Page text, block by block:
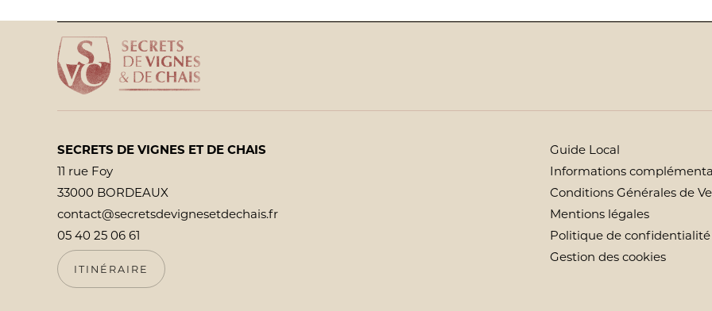
SECRETS DE VIGNES ET DE CHAIS
11 rue Foy
33000 BORDEAUX
contact@secretsdevignesetdechais.fr
05 40 25 06 61
ITINÉRAIRE
Guide Local
Informations
Conditions Générales de
Mentions légales
Politique de confidentialité
Gestion des cookies